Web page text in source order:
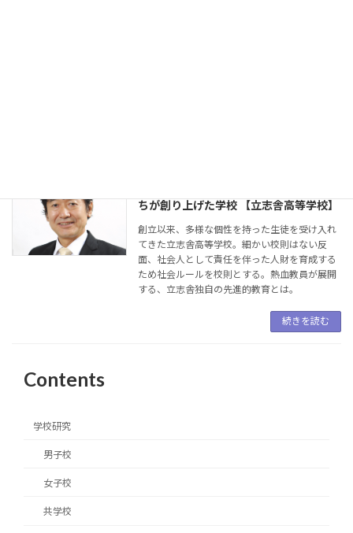
ちが創り上げた学校 【立志舎高等学校】
創立以来、多様な個性を持った生徒を受け入れ
てきた立志舎高等学校。細かい校則はない反
面、社会人として責任を伴った人財を育成する
ため社会ルールを校則とする。熱血教員が展開
する、立志舎独自の先進的教育とは。
続きを読む
Contents
学校研究
男子校
女子校
共学校